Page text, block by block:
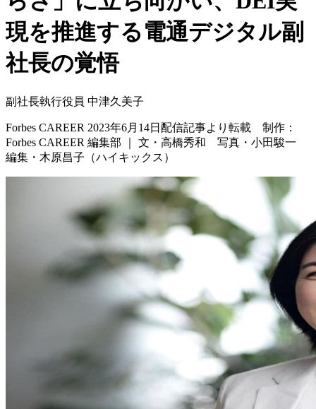
現を推進する電通デジタル副
社長の覚悟
副社長執行役員 中津久美子
Forbes CAREER 2023年6月14日配信記事より転載 制作：
Forbes CAREER 編集部 ｜ 文・高橋秀和 写真・小田駿一
編集・木原昌子（ハイキックス）